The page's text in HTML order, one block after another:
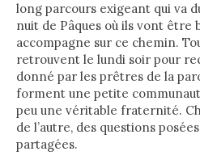
long parcours exigeant qui va
nuit de Pâques où ils vont être
accompagne sur ce chemin.
retrouvent le lundi soir pour
donné par les prêtres de la
forment une petite
peu une véritable fraternité.
de l’autre, des questions
partagées.